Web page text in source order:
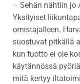
– Sehän nähtiin jo
Yksityiset
omistajalleen.
suostuvat pitkällä
kun tuotto ei ole
käytännössä
mitä kertyy